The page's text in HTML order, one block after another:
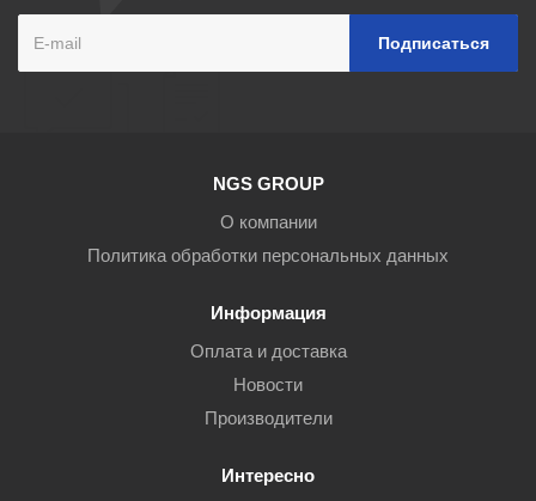
NGS GROUP
О компании
Политика обработки персональных данных
Информация
Оплата и доставка
Новости
Производители
Интересно